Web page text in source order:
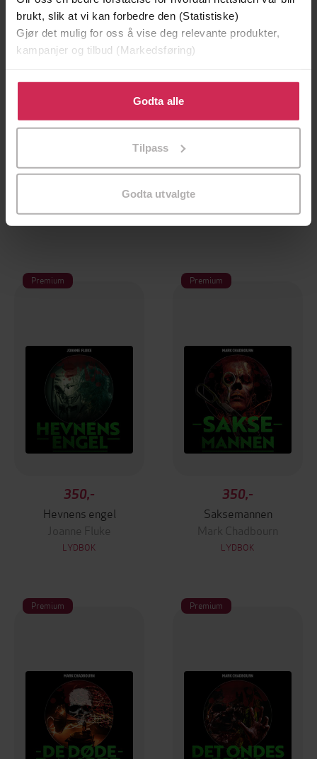
brukt, slik at vi kan forbedre den (Statistiske)
Gjør det mulig for oss å vise deg relevante produkter,
kampanjer og tilbud (Markedsføring)
Klikk på «Godta alle» for å gi oss ditt samtykke til å
bruke cookies for alle disse formålene. Du kan også
tilpasse ditt samtykke til spesifikke formål ved å klikke
Godta alle
Tilpass
Godta utvalgte
350,-
350,-
Ondskapens høyre hånd
Premium
350,-
Hevnens engel
Joanne Fluke
LYDBOK
Premium
350,-
Saksemannen
Mark Chadbourn
LYDBOK
Premium Premium